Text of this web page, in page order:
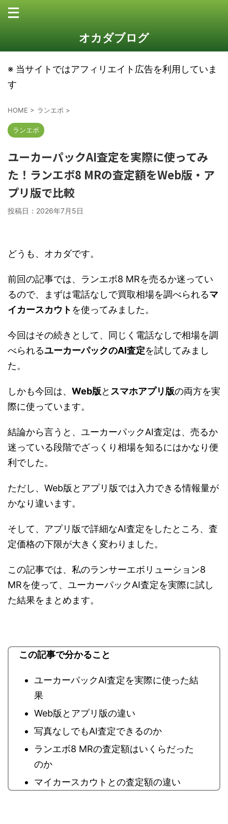
オカダブログ
※ 当サイトではアフィリエイト広告を利用していま
す
HOME > ランエボ >
ランエボ
ユーカーパックAI査定を実際に使ってみ
た！ランエボ8 MRの査定額をWeb版・ア
プリ版で比較
投稿日： 2026年7月5日
どうも、オカダです。
前回の記事では、ランエボ8 MRを売るか迷ってい
るので、まずは電話なしで買取相場を調べられるマ
イカースカウト を使ってみました。
今回はその続きとして、同じく電話なしで相場を調
べられるユーカーパックのAI査定を試してみまし
た。
しかも今回は、 Web版と スマホアプリ版の両方を実
際に使っています。
結論から言うと、ユーカーパックAI査定は、売るか
迷っている段階でざっくり相場を知るにはかなり便
利でした。
ただし、Web版とアプリ版では入力できる情報量が
かなり違います。
そして、アプリ版で詳細なAI査定をしたところ、査
定価格の下限が大きく変わりました。
この記事では、私のランサーエボリューション8
MRを使って、ユーカーパックAI査定を実際に試し
た結果をまとめます。
この記事で分かること
ユーカーパックAI査定を実際に使った結
果
Web版とアプリ版の違い
写真なしでもAI査定できるのか
ランエボ8 MRの査定額はいくらだった
のか
マイカースカウトとの査定額の違い